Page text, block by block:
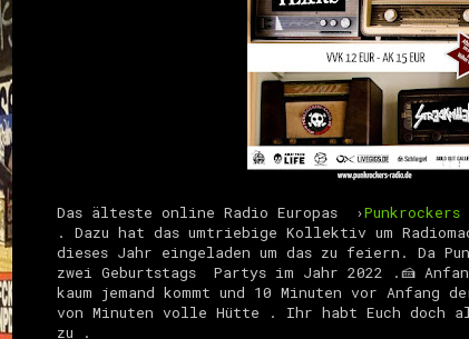
Das älteste online Radio Europas ›Punkrockers
. Dazu hat das umtriebige Kollektiv um
dieses Jahr eingeladen um das zu feiern. Da
zwei Geburtstags Partys im Jahr 2022 .🍰
kaum jemand kommt und 10 Minuten vor Anfang
von Minuten volle Hütte . Ihr habt Euch doch
zu .